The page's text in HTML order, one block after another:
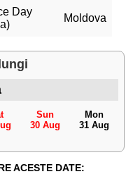
Day
Moldova
Sun
30 Aug
Mon
31 Aug
ACESTE DATE: